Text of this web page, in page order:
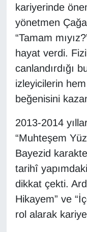
kariyerinde
yönetmen
“Tamam
hayat verdi.
canlandırdığı
izleyicilerin
beğenisini
2013-2014
“Muhteşem
Bayezid
tarihî
dikkat çekti.
Hikayem” ve
rol alarak
MEDYA
ONE EKONOMİ
POLİTİKA
Resmi İlanlar
RÖPORTAJ
SAĞLIK
Seri İlan
Sinema - TV